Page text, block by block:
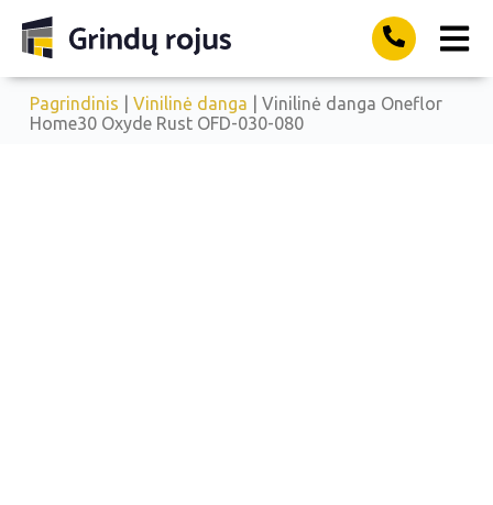
Pagrindinis Vinilinė danga | Vinilinė danga Oneflor
Home30 Oxyde Rust OFD-030-080